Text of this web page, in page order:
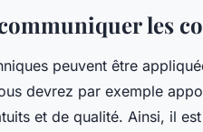
les
peuvent être
devrez par exemple
et de qualité. Ainsi, il